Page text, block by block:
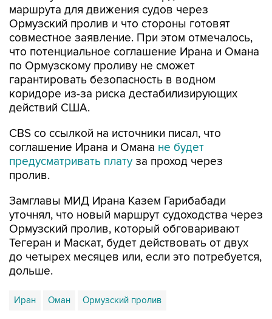
маршрута для движения судов через
Ормузский пролив и что стороны готовят
совместное заявление. При этом отмечалось,
что потенциальное соглашение Ирана и Омана
по Ормузскому проливу не сможет
гарантировать безопасность в водном
коридоре из-за риска дестабилизирующих
действий США.
CBS со ссылкой на источники писал, что
соглашение Ирана и Омана не будет
предусматривать плату за проход через
пролив.
Замглавы МИД Ирана Казем Гарибабади
уточнял, что новый маршрут судоходства через
Ормузский пролив, который обговаривают
Тегеран и Маскат, будет действовать от двух
до четырех месяцев или, если это потребуется,
дольше.
Иран Оман Ормузский пролив